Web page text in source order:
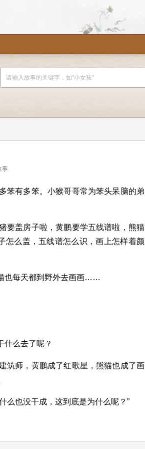
事
笨有多笨。小猴哥哥常为笨头呆脑的弟
要盖房子啦，黄鹏要学五线谱啦，熊猫
么盖，五线谱怎么识，画上怎样着颜
也每天都到野外去画画……
什么去了呢？
筑师，黄鹏成了红歌星，熊猫也成了画
么也没干成，这到底是为什么呢？”